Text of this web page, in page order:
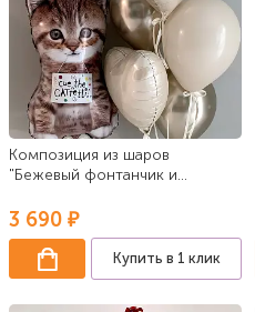
Композиция из шаров
"Бежевый фонтанчик и
3 690 ₽
Купить в 1 клик